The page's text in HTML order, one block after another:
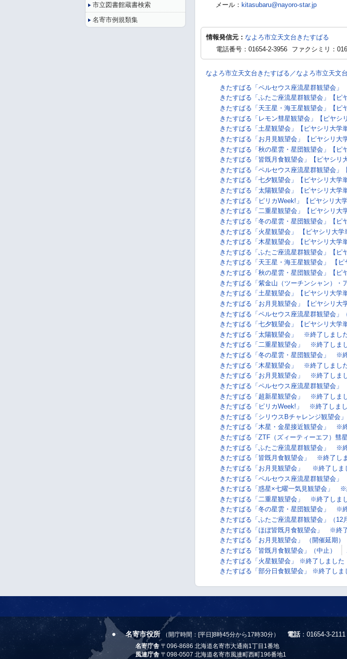
メール： kitasubaru@nayoro-star.jp
情報発信元： なよろ市立天文台きたすばる
電話番号：01654-2-3956
ファクシミリ：
なよろ市立天文台きたすばる／なよろ市立天文
きたすばる「ペルセウス座流星群観望会」
きたすばる「ふたご座流星群観望会」【
きたすばる「天王星・海王星観望会」【
きたすばる「レモン彗星観望会」【ピヤ
きたすばる「土星観望会」【ピヤシリ大学
きたすばる「お月見観望会」【ピヤシリ大
きたすばる「秋の星雲・星団観望会」【
きたすばる「皆既月食観望会」【ピヤシ
きたすばる「ペルセウス座流星群観望会
きたすばる「七夕観望会」【ピヤシリ大
きたすばる「太陽観望会」【ピヤシリ大学
きたすばる「ピリカWeek!」【ピヤシリ
きたすばる「二重星観望会」【ピヤシリ
きたすばる「冬の星雲・星団観望会」【
きたすばる「火星観望会」 【ピヤシリ大
きたすばる「木星観望会」【ピヤシリ大
きたすばる「ふたご座流星群観望会」【
きたすばる「天王星・海王星観望会」 【
きたすばる「秋の星雲・星団観望会」【
きたすばる「紫金山（ツーチンシャン）
きたすばる「土星観望会」【ピヤシリ大
きたすばる「お月見観望会」【ピヤシリ
きたすばる「ペルセウス座流星群観望会
きたすばる「七夕観望会」【ピヤシリ大学
きたすばる「太陽観望会」 ※終了しました
きたすばる「二重星観望会」 ※終了しまし
きたすばる「冬の星雲・星団観望会」 ※終
きたすばる「木星観望会」 ※終了しました
きたすばる「お月見観望会」 ※終了しまし
きたすばる「ペルセウス座流星群観望会
きたすばる「超新星観望会」 ※終了しまし
きたすばる「ピリカWeek!」 ※終了しまし
きたすばる「シリウスBチャレンジ観望会
きたすばる「木星・金星接近観望会」 ※終
きたすばる「ZTF（ズィーティーエフ）
きたすばる「ふたご座流星群観望会」 ※終
きたすばる「皆既月食観望会」 ※終了しま
きたすばる「お月見観望会」 ※終了しま
きたすばる「ペルセウス座流星群観望会
きたすばる「惑星×七曜一気見観望会」 ※
きたすばる「二重星観望会」 ※終了しまし
きたすばる「冬の星雲・星団観望会」 ※終
きたすばる「ふたご座流星群観望会」（12
きたすばる「ほぼ皆既月食観望会」 ※終了
きたすばる「お月見観望会」 （開催延期）
きたすばる「皆既月食観望会」（中止）
きたすばる「火星観望会」 ※終了しました
きたすばる「部分日食観望会」 ※終了しま
市立図書館蔵書検索
名寄市例規類集
名寄市役所 （開庁時間：[平日]8時45分から17時30分） 電話：01654-3-2111
名寄庁舎 〒096-8686 北海道名寄市大通南1丁目1番地
風連庁舎 〒098-0507 北海道名寄市風連町西町196番地1